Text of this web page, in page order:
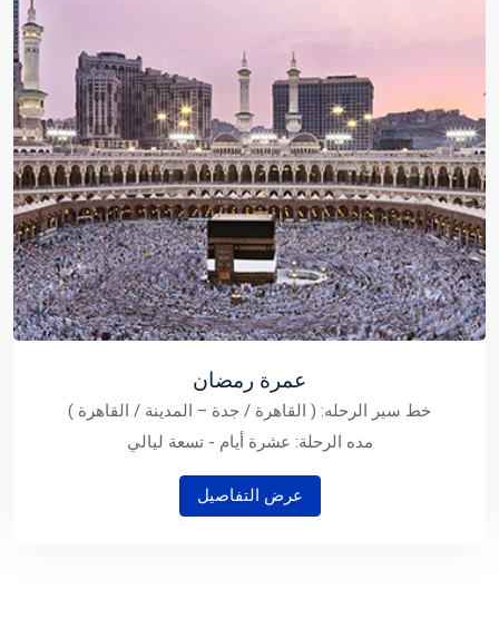
عمرة رمضان
خط سير الرحله: ( القاهرة / جدة – المدينة / القاهرة )
مده الرحلة: عشرة أيام - تسعة ليالي
عرض التفاصيل